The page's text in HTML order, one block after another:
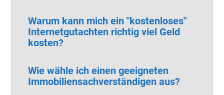
Warum kann mich ein "kostenloses"
Internetgutachten richtig viel Geld
kosten?
Wie wähle ich einen geeigneten
Immobiliensachverständigen aus?